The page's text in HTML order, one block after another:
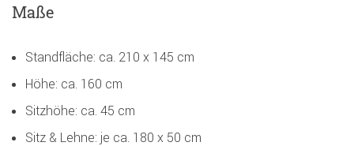
Maße
Standfläche: ca. 210 x 145 cm
Höhe: ca. 160 cm
Sitzhöhe: ca. 45 cm
Sitz & Lehne: je ca. 180 x 50 cm